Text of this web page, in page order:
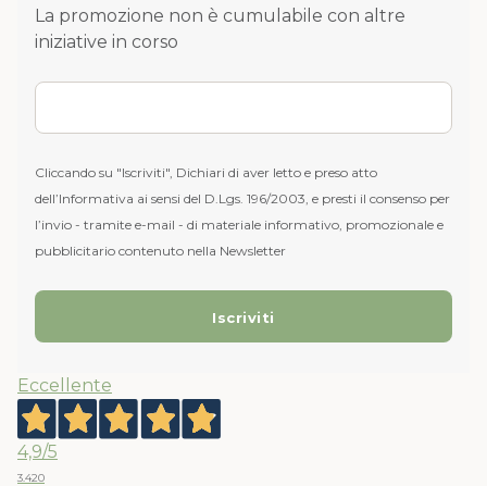
La promozione non è cumulabile con altre
iniziative in corso
Cliccando su "Iscriviti", Dichiari di aver letto e preso atto
dell’Informativa ai sensi del D.Lgs. 196/2003, e presti il consenso per
l’invio - tramite e-mail - di materiale informativo, promozionale e
pubblicitario contenuto nella Newsletter
Eccellente
4,9/5
3.420